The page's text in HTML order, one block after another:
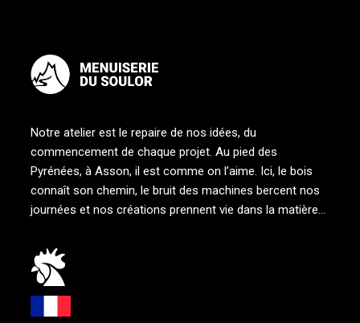
Notre atelier est le repaire de nos idées, du
commencement de chaque projet. Au pied des
Pyrénées, à Asson, il est comme on l’aime. Ici, le bois
connaît son chemin, le bruit des machines bercent nos
journées et nos créations prennent vie dans la matière…